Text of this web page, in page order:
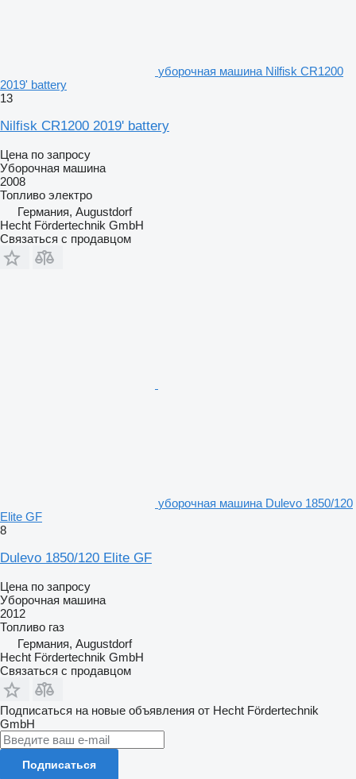
уборочная машина Nilfisk CR1200
2019' battery
13
Nilfisk CR1200 2019' battery
Цена по запросу
Уборочная машина
2008
Топливо электро
Германия, Augustdorf
Hecht Fördertechnik GmbH
Связаться с продавцом
уборочная машина Dulevo 1850/120
Elite GF
8
Dulevo 1850/120 Elite GF
Цена по запросу
Уборочная машина
2012
Топливо газ
Германия, Augustdorf
Hecht Fördertechnik GmbH
Связаться с продавцом
Подписаться на новые объявления от Hecht Fördertechnik
GmbH
Подписаться